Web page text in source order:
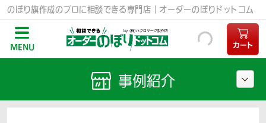
のぼり旗作成のプロに相談できる専門店｜オーダーのぼりドットコム
MENU カート
事例紹介